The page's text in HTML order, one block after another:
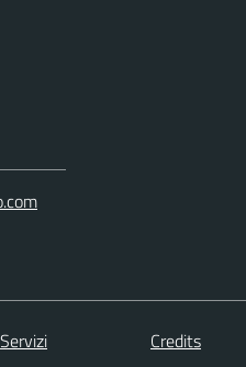
Servizi Credits